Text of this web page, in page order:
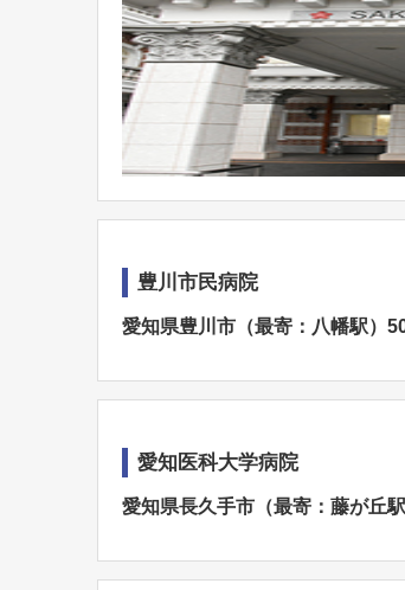
豊川市民病院
愛知県豊川市（最寄：八幡駅）
愛知医科大学病院
愛知県長久手市（最寄：藤が丘